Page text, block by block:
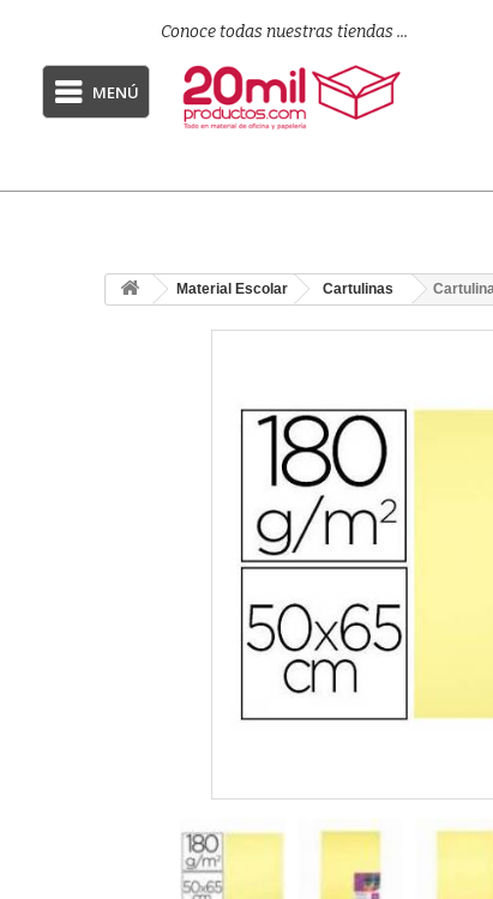
Conoce todas nuestras tiendas ...
MENÚ
Material Escolar Cartulinas